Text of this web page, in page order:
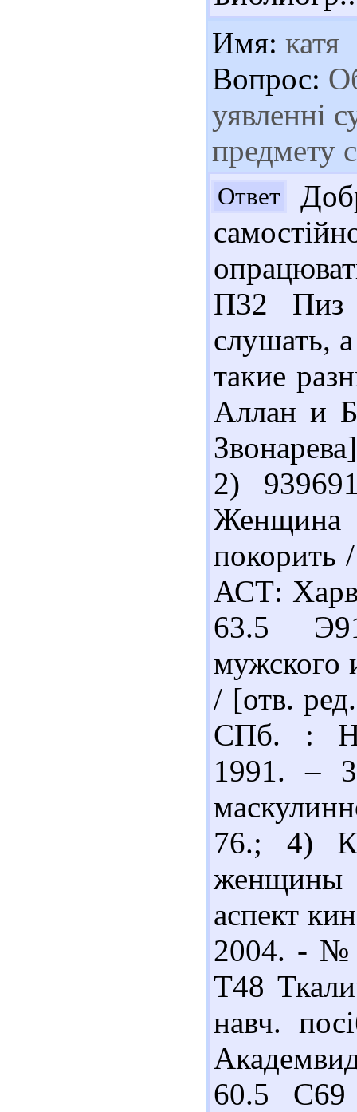
Имя: катя
Вопрос:
уявленні
предмету
Ответ
П32 Пиз
слушать,
такие
Аллан и
2)
Женщина
АСТ:
63.5
мужского
/ [отв.
СПб. :
1991. –
76.; 4)
женщины
аспект
2004. - №
Т48
навч.
60.5